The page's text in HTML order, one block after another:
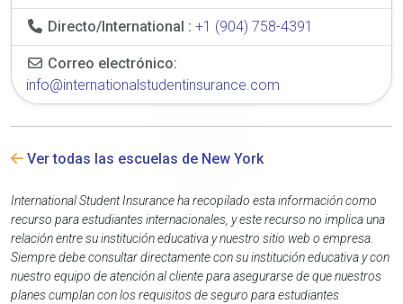
Directo/International : +1 (904) 758-4391
Correo electrónico:
info@internationalstudentinsurance.com
Ver todas las escuelas de New York
International Student Insurance ha recopilado esta información como
recurso para estudiantes internacionales, y este recurso no implica una
relación entre su institución educativa y nuestro sitio web o empresa.
Siempre debe consultar directamente con su institución educativa y con
nuestro equipo de atención al cliente para asegurarse de que nuestros
planes cumplan con los requisitos de seguro para estudiantes